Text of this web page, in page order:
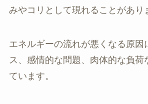
みやコリとして現れることがあり
エネルギーの流れが悪くなる原因
ス、感情的な問題、肉体的な負荷
ています。